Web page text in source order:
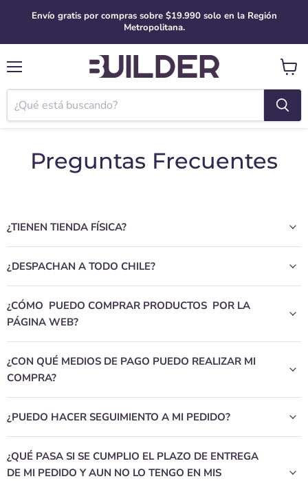
Envío gratis por compras sobre $19.990 solo en la Región
Metropolitana.
Ver
carro
Preguntas Frecuentes
¿TIENEN TIENDA FÍSICA?
¿DESPACHAN A TODO CHILE?
¿CÓMO PUEDO COMPRAR PRODUCTOS POR LA
PÁGINA WEB?
¿CON QUÉ MEDIOS DE PAGO PUEDO REALIZAR MI
COMPRA?
¿PUEDO HACER SEGUIMIENTO A MI PEDIDO?
¿QUÉ PASA SI SE CUMPLIO EL PLAZO DE ENTREGA
DE MI PEDIDO Y AUN NO LO TENGO EN MIS